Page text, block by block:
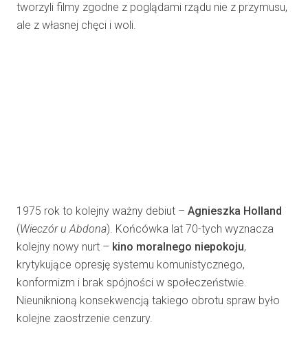
tworzyli filmy zgodne z poglądami rządu nie z przymusu,
ale z własnej chęci i woli.
1975 rok to kolejny ważny debiut – Agnieszka Holland
(Wieczór u Abdona). Końcówka lat 70-tych wyznacza
kolejny nowy nurt – kino moralnego niepokoju,
krytykujące opresję systemu komunistycznego,
konformizm i brak spójności w społeczeństwie.
Nieuniknioną konsekwencją takiego obrotu spraw było
kolejne zaostrzenie cenzury.